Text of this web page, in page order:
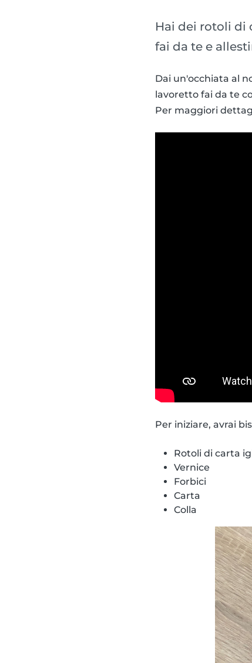
Hai dei rotoli di
fai da te e
Dai un'occhiata al
lavoretto fai da te
Per maggiori
Per iniziare, avrai
Rotoli di carta
Vernice
Forbici
Carta
Colla